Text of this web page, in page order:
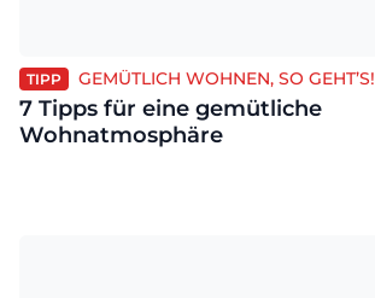
TIPP GEMÜTLICH WOHNEN, SO GEHT’S!
7 Tipps für eine gemütliche
Wohnatmosphäre